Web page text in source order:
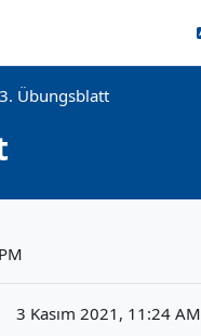
3. Übungsblatt
3 Kasım 2021, 11:24 AM